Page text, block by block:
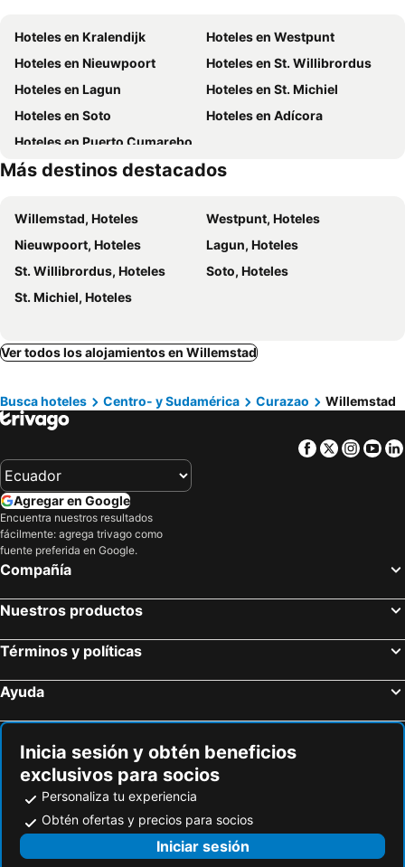
Atelier Skalo Boutique Hotel
Hotel Holiday Beach Resort and Casino
Chogogo Resort
Piscadera Harbour Village
The Lush
Villa Tokara
Howard Johnson Plaza Hotel & Casino
Kura Hulanda
Plaza Hotel Curacao
Curacao Lodge
Perfect Vibes
The Natural Curacao
Hoteles en Kralendijk
Hoteles en Westpunt
Hoteles en Nieuwpoort
Hoteles en St. Willibrordus
Hoteles en Lagun
Hoteles en St. Michiel
Hoteles en Soto
Hoteles en Adícora
Hoteles en Puerto Cumarebo
Más destinos destacados
Willemstad, Hoteles
Westpunt, Hoteles
Nieuwpoort, Hoteles
Lagun, Hoteles
St. Willibrordus, Hoteles
Soto, Hoteles
St. Michiel, Hoteles
Ver todos los alojamientos en Willemstad
Busca hoteles Centro- y Sudamérica Curazao Willemstad
Facebook
Twitter
Agregar en Google
Encuentra nuestros resultados
fácilmente: agrega trivago como
fuente preferida en Google.
Compañía
Nuestros productos
Términos y políticas
Ayuda
Inicia sesión y obtén beneficios
exclusivos para socios
Personaliza tu experiencia
Obtén ofertas y precios para socios
Iniciar sesión